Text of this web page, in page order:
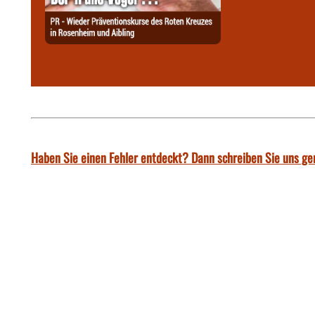
Haben Sie einen Fehler entdeckt? Dann schreiben Sie uns